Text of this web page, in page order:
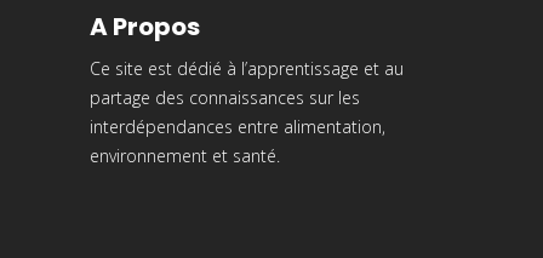
A Propos
Ce site est dédié à l’apprentissage et au
partage des connaissances sur les
interdépendances entre alimentation,
environnement et santé.